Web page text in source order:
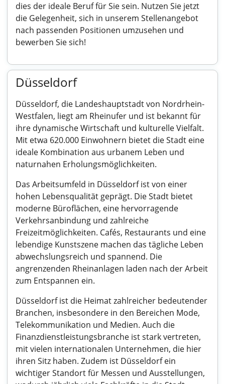
dies der ideale Beruf für Sie sein. Nutzen Sie jetzt
die Gelegenheit, sich in unserem Stellenangebot
nach passenden Positionen umzusehen und
bewerben Sie sich!
Düsseldorf
Düsseldorf, die Landeshauptstadt von Nordrhein-
Westfalen, liegt am Rheinufer und ist bekannt für
ihre dynamische Wirtschaft und kulturelle Vielfalt.
Mit etwa 620.000 Einwohnern bietet die Stadt eine
ideale Kombination aus urbanem Leben und
naturnahen Erholungsmöglichkeiten.
Das Arbeitsumfeld in Düsseldorf ist von einer
hohen Lebensqualität geprägt. Die Stadt bietet
moderne Büroflächen, eine hervorragende
Verkehrsanbindung und zahlreiche
Freizeitmöglichkeiten. Cafés, Restaurants und eine
lebendige Kunstszene machen das tägliche Leben
abwechslungsreich und spannend. Die
angrenzenden Rheinanlagen laden nach der Arbeit
zum Entspannen ein.
Düsseldorf ist die Heimat zahlreicher bedeutender
Branchen, insbesondere in den Bereichen Mode,
Telekommunikation und Medien. Auch die
Finanzdienstleistungsbranche ist stark vertreten,
mit vielen internationalen Unternehmen, die hier
ihren Sitz haben. Zudem ist Düsseldorf ein
wichtiger Standort für Messen und Ausstellungen,